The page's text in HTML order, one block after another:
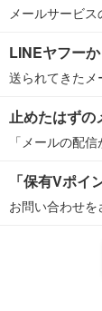
メールサービ
LINEヤフー
送られてきた
止めたはずの
「メールの配
「保有Vポイ
お問い合わせ